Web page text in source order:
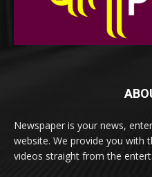
Newspaper is your news,
website. We provide you with
videos straight from the